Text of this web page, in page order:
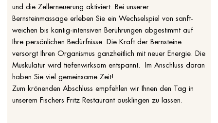
und die Zellerneuerung aktiviert. Bei unserer
Bernsteinmassage erleben Sie ein Wechselspiel von sanft-
weichen bis kantig-intensiven Berührungen abgestimmt auf
Ihre persönlichen Bedürfnisse. Die Kraft der Bernsteine
versorgt Ihren Organismus ganzheitlich mit neuer Energie. Die
Muskulatur wird tiefenwirksam entspannt. Im Anschluss daran
haben Sie viel gemeinsame Zeit!
Zum krönenden Abschluss empfehlen wir Ihnen den Tag in
unserem Fischers Fritz Restaurant ausklingen zu lassen.